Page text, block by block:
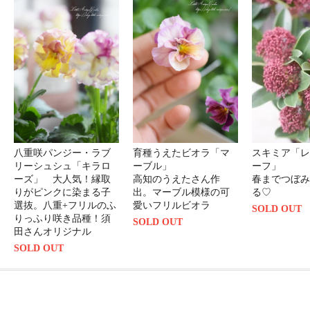
八重咲パンジー・ラブ
リーシュシュ「キラロ
ーズ」 大人気！縁取
りがピンクに染まる子
選抜。八重+フリルのふ
りっふり咲き品種！須
田さんオリジナル
SOLD OUT
育種うえたビオラ「マ
ーブル」
高知のうえたさん作
出。マーブル模様の可
愛いフリルビオラ
SOLD OUT
スキミア「
ーフ」
春までつぼ
る♡
SOLD OUT